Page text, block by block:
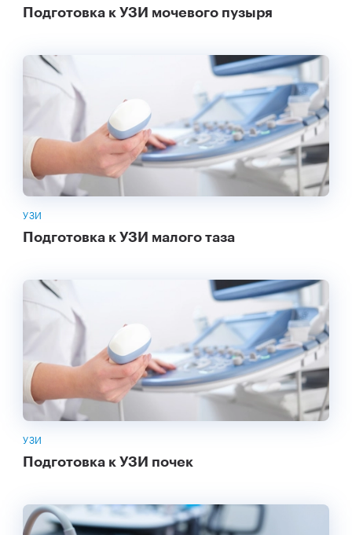
Подготовка к УЗИ мочевого пузыря
УЗИ
Подготовка к УЗИ малого таза
УЗИ
Подготовка к УЗИ почек